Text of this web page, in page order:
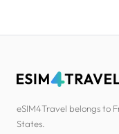
eSIM4Travel belongs to
States.